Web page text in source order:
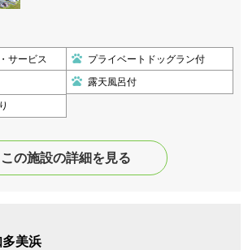
サービス プライベートドッグラン付
露天風呂付
この施設の詳細を見る
美浜